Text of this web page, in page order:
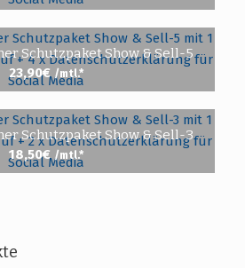
Schutzpaket Show & Sell-5
23,90€ /mtl.*
Schutzpaket Show & Sell-3
18,50€ /mtl.*